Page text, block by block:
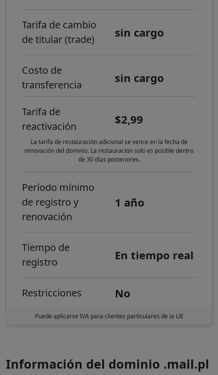
Tarifa de cambio
de titular (trade)
sin cargo
Costo de
transferencia
sin cargo
Tarifa de
reactivación
$2,99
La tarifa de restauración adicional se vence en la fecha de
renovación del dominio. La restauración solo es posible dentro
de 30 días posteriores.
Período mínimo
de registro y
renovación
1 año
Tiempo de
registro
En tiempo real
Restricciones No
Puede aplicarse IVA para clientes particulares de la UE
Información del dominio .mail.pl